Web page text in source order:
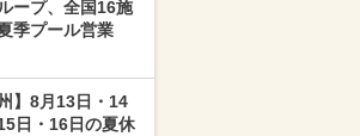
ープ、全国16施
季プール営業
州】8月13日・14
日・16日の夏休